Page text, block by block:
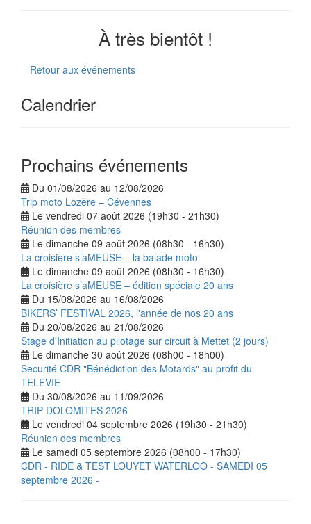
À très bientôt !
Retour aux événements
Calendrier
Prochains événements
Du 01/08/2026 au 12/08/2026
Trip moto Lozère – Cévennes
Le vendredi 07 août 2026 (19h30 - 21h30)
Réunion des membres
Le dimanche 09 août 2026 (08h30 - 16h30)
La croisière s’aMEUSE – la balade moto
Le dimanche 09 août 2026 (08h30 - 16h30)
La croisière s’aMEUSE – édition spéciale 20 ans
Du 15/08/2026 au 16/08/2026
BIKERS’ FESTIVAL 2026, l'année de nos 20 ans
Du 20/08/2026 au 21/08/2026
Stage d'Initiation au pilotage sur circuit à Mettet (2 jours)
Le dimanche 30 août 2026 (08h00 - 18h00)
Securité CDR "Bénédiction des Motards" au profit du
TELEVIE
Du 30/08/2026 au 11/09/2026
TRIP DOLOMITES 2026
Le vendredi 04 septembre 2026 (19h30 - 21h30)
Réunion des membres
Le samedi 05 septembre 2026 (08h00 - 17h30)
CDR - RIDE & TEST LOUYET WATERLOO - SAMEDI 05
septembre 2026 -